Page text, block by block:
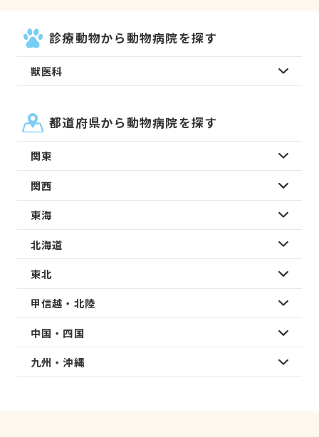
診療動物から動物病院を探す
獣医科
都道府県から動物病院を探す
関東
関西
東海
北海道
東北
甲信越・北陸
中国・四国
九州・沖縄